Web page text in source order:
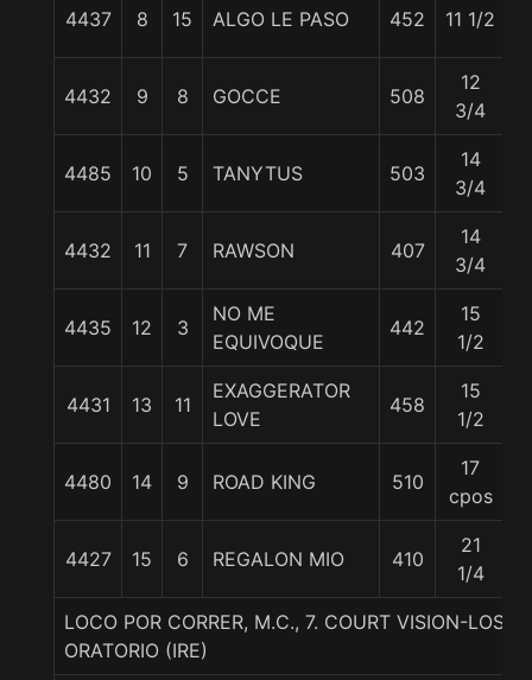
4437 8 15 ALGO LE PASO 452 11 1/2
4432 9 8 GOCCE 508
12
3/4
4485 10 5 TANYTUS 503
14
3/4
4432 11 7 RAWSON 407
14
3/4
4435 12 3
NO ME
EQUIVOQUE
442
15
1/2
4431 13 11
EXAGGERATOR
LOVE
458
15
1/2
4480 14 9 ROAD KING 510
17
cpos
4427 15 6 REGALON MIO 410
21
1/4
LOCO POR CORRER, M.C., 7. COURT VISION-
ORATORIO (IRE)